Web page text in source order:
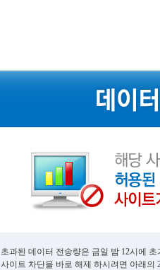
초과된 데이터 전송량은 금일 밤 12시에
사이트 차단을 바로 해제 하시려면 아래의